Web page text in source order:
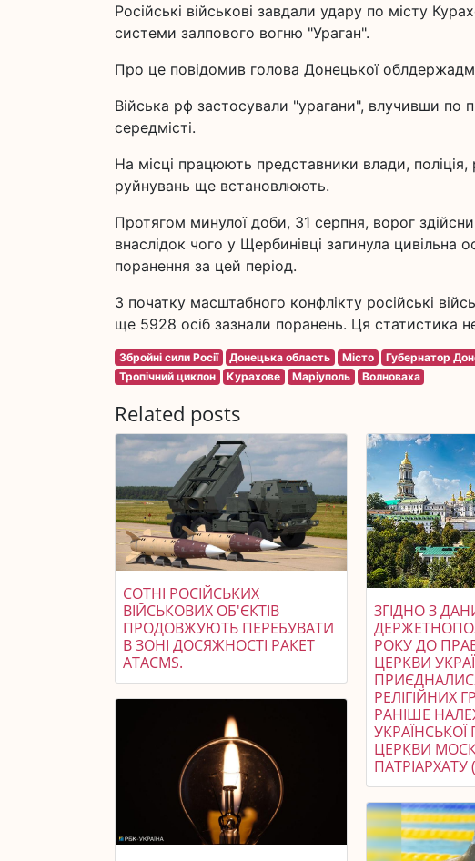
Російські військові завдали удару по місту
системи залпового вогню "Ураган".
Про це повідомив голова Донецької
Війська рф застосували "урагани", влучивши по
середмісті.
На місці працюють представники влади, поліція,
руйнувань ще встановлюють.
Протягом минулої доби, 31 серпня, ворог
внаслідок чого у Щербинівці загинула
поранення за цей період.
З початку масштабного конфлікту російські
ще 5928 осіб зазнали поранень. Ця статистика
Збройні сили Росії Донецька область Місто Губернатор
Тропічний циклон
Курахове Маріуполь Волноваха
Related posts
СОТНІ РОСІЙСЬКИХ
ВІЙСЬКОВИХ ОБ'ЄКТІВ
ПРОДОВЖУЮТЬ ПЕРЕБУВАТИ
В ЗОНІ ДОСЯЖНОСТІ РАКЕТ
ATACMS.
ЗГІДНО З
РОКУ ДО
ЦЕРКВИ
РЕЛІГІЙНИХ
РАНІШЕ
ЦЕРКВИ